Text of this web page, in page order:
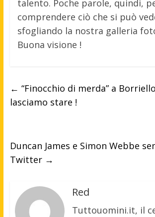
talento. Poche parole, quindi,
comprendere ciò che si può
sfogliando la nostra galleria
Buona visione !
← “Finocchio di merda” a
lasciamo stare !
Duncan James e Simon Webbe
Twitter →
Red
Tuttouomini.it, il